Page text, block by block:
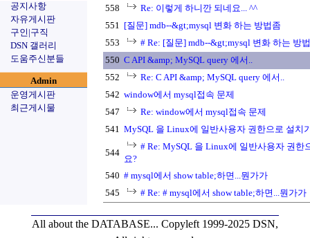
공지사항
자유게시판
구인|구직
DSN 갤러리
도움주신분들
Admin
운영게시판
최근게시물
558
Re: 이렇게 하니깐 되네요... ^^
551 [질문] mdb--&gt;mysql 변화 하는 방법좀
553
# Re: [질문] mdb--&gt;mysql 변화 하는 방
550 C API &amp; MySQL query 에서..
552
Re: C API &amp; MySQL query 에서..
542 window에서 mysql접속 문제
547
Re: window에서 mysql접속 문제
541 MySQL 을 Linux에 일반사용자 권한으로 설치
544
# Re: MySQL 을 Linux에 일반사용자 권한
요?
540 # mysql에서 show table;하면...뭔가가
545
# Re: # mysql에서 show table;하면...뭔가가
All about the DATABASE... Copyleft 1999-2025 DSN,